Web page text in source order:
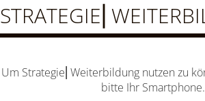
Um Strategie⎜Weiterbildung nutzen zu
bitte Ihr Smartphone.